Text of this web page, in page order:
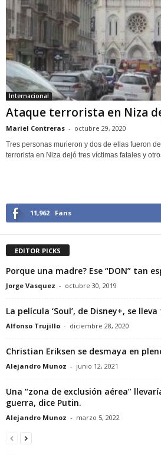
Internacional
Ataque terrorista en Niza
Mariel Contreras - octubre 29, 2020
Tres personas murieron y dos de ellas fueron
terrorista en Niza dejó tres víctimas fatales y
11,962 Fans
EDITOR PICKS
Porque una madre? Ese “DON” tan
Jorge Vasquez - octubre 30, 2019
La película ‘Soul’, de Disney+, se
Alfonso Trujillo - diciembre 28, 2020
Christian Eriksen se desmaya en
Alejandro Munoz - junio 12, 2021
Una “zona de exclusión aérea”
guerra, dice Putin.
Alejandro Munoz - marzo 5, 2022